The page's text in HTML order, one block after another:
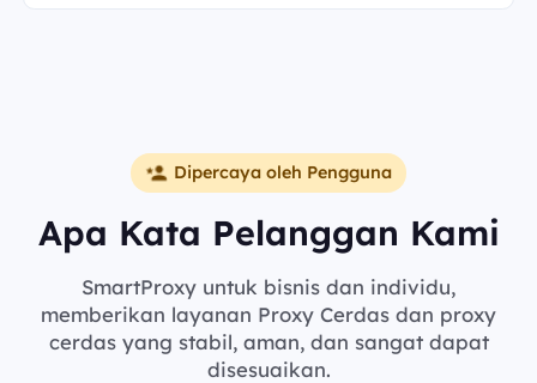
Dipercaya oleh Pengguna
Apa Kata Pelanggan Kami
SmartProxy untuk bisnis dan individu,
memberikan layanan Proxy Cerdas dan proxy
cerdas yang stabil, aman, dan sangat dapat
disesuaikan.